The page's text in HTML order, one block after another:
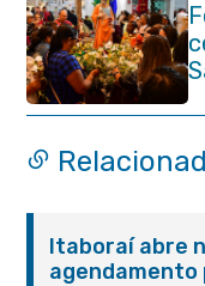
Itaboraí abre
agendamento